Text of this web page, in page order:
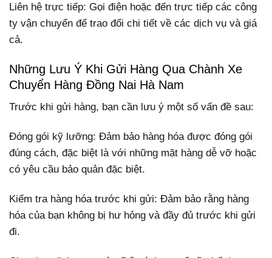
Liên hệ trực tiếp: Gọi điện hoặc đến trực tiếp các công
ty vận chuyển để trao đổi chi tiết về các dịch vụ và giá
cả.
Những Lưu Ý Khi Gửi Hàng Qua Chành Xe
Chuyển Hàng Đồng Nai Hà Nam
Trước khi gửi hàng, bạn cần lưu ý một số vấn đề sau:
Đóng gói kỹ lưỡng: Đảm bảo hàng hóa được đóng gói
đúng cách, đặc biệt là với những mặt hàng dễ vỡ hoặc
có yêu cầu bảo quản đặc biệt.
Kiểm tra hàng hóa trước khi gửi: Đảm bảo rằng hàng
hóa của bạn không bị hư hỏng và đầy đủ trước khi gửi
đi.